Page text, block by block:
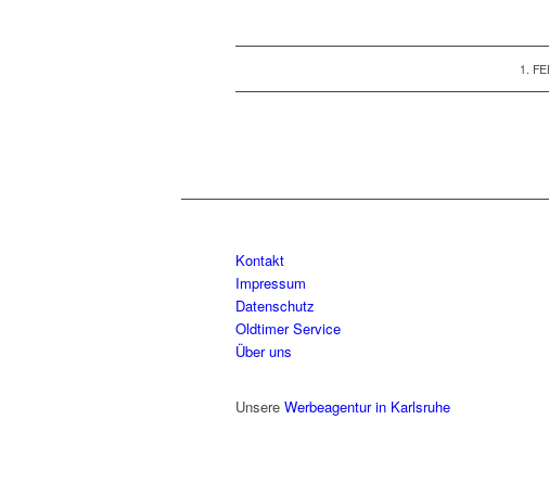
1.
Kontakt
Impressum
Datenschutz
Oldtimer Service
Über uns
Unsere Werbeagentur in Karlsruhe